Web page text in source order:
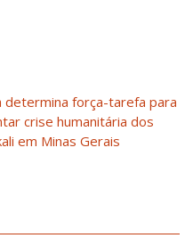
determina força-tarefa para
crise humanitária dos
em Minas Gerais